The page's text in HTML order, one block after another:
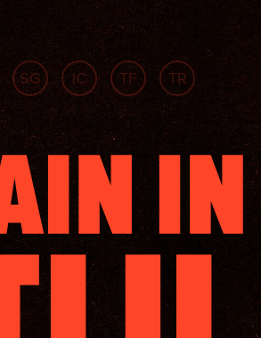
SG IC TF TR